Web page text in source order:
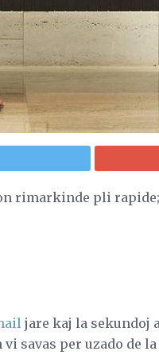
rimarkinde pli
jare kaj la sekundoj
savas per uzado de